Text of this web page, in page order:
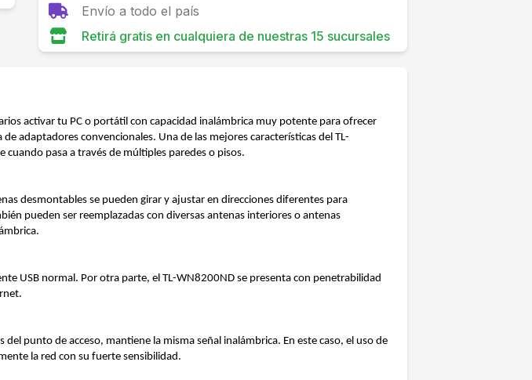
Envío a todo el país
Retirá gratis en cualquiera de nuestras 15 sucursales
activar tu PC o portátil con capacidad inalámbrica muy potente para ofrecer
adaptadores convencionales. Una de las mejores características del TL-
pasa a través de múltiples paredes o pisos.
desmontables se pueden girar y ajustar en direcciones diferentes para
pueden ser reemplazadas con diversas antenas interiores o antenas
USB normal. Por otra parte, el TL-WN8200ND se presenta con penetrabilidad
punto de acceso, mantiene la misma señal inalámbrica. En este caso, el uso de
la red con su fuerte sensibilidad.